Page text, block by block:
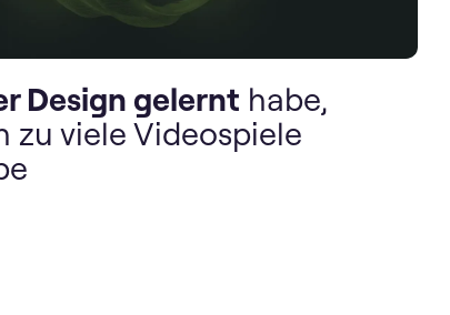
Design gelernt habe,
zu viele Videospiele